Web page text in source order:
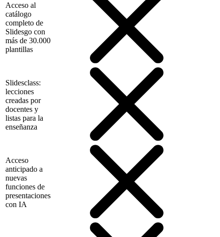
Acceso al
catálogo
completo de
Slidesgo con
más de 30.000
plantillas
Slidesclass:
lecciones
creadas por
docentes y
listas para la
enseñanza
Acceso
anticipado a
nuevas
funciones de
presentaciones
con IA